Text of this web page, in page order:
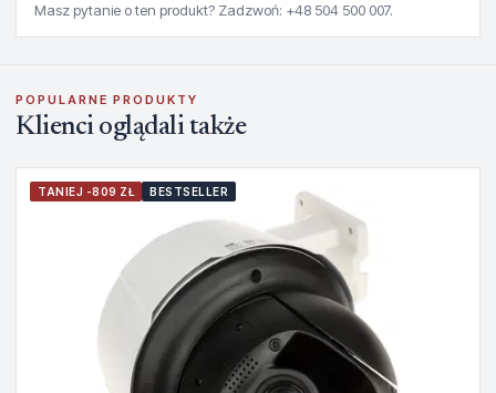
Masz pytanie o ten produkt? Zadzwoń: +48 504 500 007.
POPULARNE PRODUKTY
Klienci oglądali także
TANIEJ -809 ZŁ BESTSELLER